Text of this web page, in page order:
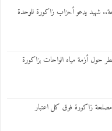
شهيد يدعو أحزاب زاكورة للوحدة
حول أزمة مياه الواحات بزاكورة
زاكورة فوق كل اعتبار